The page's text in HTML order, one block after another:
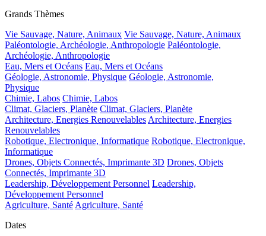
Grands Thèmes
Vie Sauvage, Nature, Animaux Vie Sauvage, Nature, Animaux
Paléontologie, Archéologie, Anthropologie Paléontologie,
Archéologie, Anthropologie
Eau, Mers et Océans Eau, Mers et Océans
Géologie, Astronomie, Physique Géologie, Astronomie,
Physique
Chimie, Labos Chimie, Labos
Climat, Glaciers, Planète Climat, Glaciers, Planète
Architecture, Energies RenouvelablesArchitecture, Energies
Renouvelables
Robotique, Electronique, Informatique Robotique, Electronique,
Informatique
Drones, Objets Connectés, Imprimante 3D Drones, Objets
Connectés, Imprimante 3D
Leadership, Développement Personnel Leadership,
Développement Personnel
Agriculture, SantéAgriculture, Santé
Dates